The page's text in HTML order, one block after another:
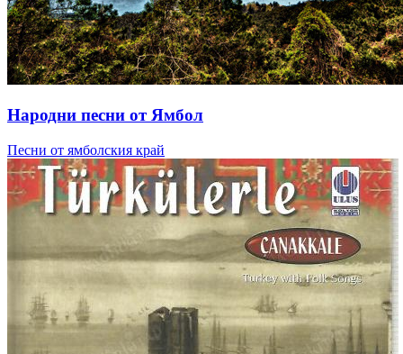
Народни песни от Ямбол
Песни от ямболския край